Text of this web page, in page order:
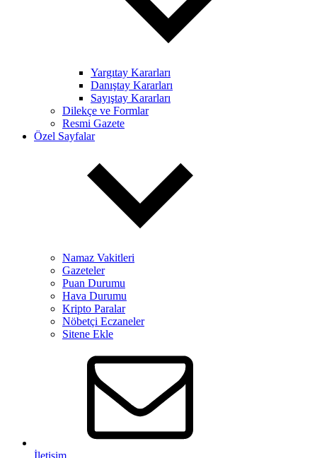
Yargıtay Kararları
Danıştay Kararları
Sayıştay Kararları
Dilekçe ve Formlar
Resmi Gazete
Özel Sayfalar
Namaz Vakitleri
Gazeteler
Puan Durumu
Hava Durumu
Kripto Paralar
Nöbetçi Eczaneler
Sitene Ekle
İletişim